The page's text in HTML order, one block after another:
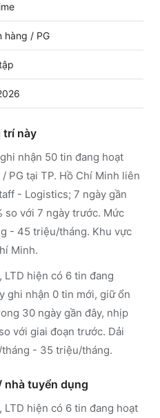
hàng / PG
trí này
nhận 50 tin đang hoạt
PG tại TP. Hồ Chí Minh liên
- Logistics; 7 ngày gần
so với 7 ngày trước. Mức
- 45 triệu/tháng. Khu vực
Minh.
LTD hiện có 6 tin đang
ghi nhận 0 tin mới, giữ ổn
30 ngày gần đây, nhịp
với giai đoạn trước. Dải
- 35 triệu/tháng.
nhà tuyển dụng
LTD hiện có 6 tin đang hoạt